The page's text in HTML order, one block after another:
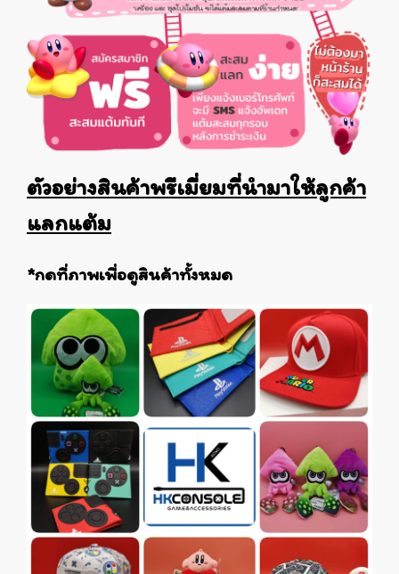
ตัวอย่างสินค้าพรีเมี่ยมที่นำมาให้ลูกค้า
แลกแต้ม
*กดที่ภาพเพื่อดูสินค้าทั้งหมด